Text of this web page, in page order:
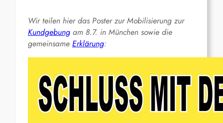
Wir teilen hier das Poster zur Mobilisierung zur
Kundgebung am 8.7. in München sowie die
gemeinsame Erklärung: